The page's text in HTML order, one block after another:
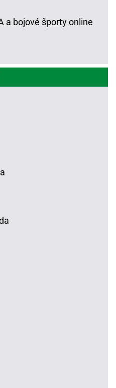
a bojové športy online